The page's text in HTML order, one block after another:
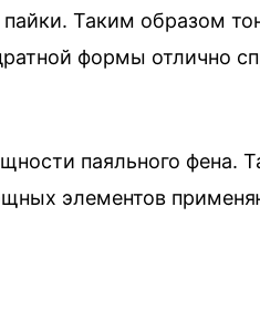
Таким образом
формы отлично
паяльного фена.
элементов